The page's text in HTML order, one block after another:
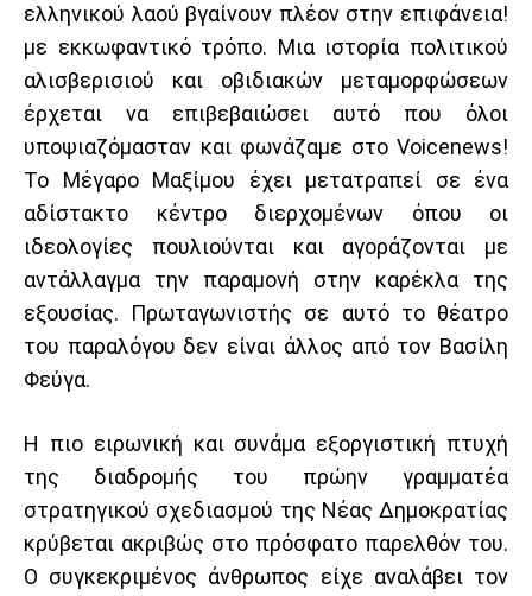
ελληνικού λαού βγαίνουν πλέον στην επιφάνεια!
με εκκωφαντικό τρόπο. Μια ιστορία πολιτικού
αλισβερισιού και οβιδιακών μεταμορφώσεων
έρχεται να επιβεβαιώσει αυτό που όλοι
υποψιαζόμασταν και φωνάζαμε στο Voicenews!
Το Μέγαρο Μαξίμου έχει μετατραπεί σε ένα
αδίστακτο κέντρο διερχομένων όπου οι
ιδεολογίες πουλιούνται και αγοράζονται με
αντάλλαγμα την παραμονή στην καρέκλα της
εξουσίας. Πρωταγωνιστής σε αυτό το θέατρο
του παραλόγου δεν είναι άλλος από τον Βασίλη
Φεύγα.
Η πιο ειρωνική και συνάμα εξοργιστική πτυχή
της διαδρομής του πρώην γραμματέα
στρατηγικού σχεδιασμού της Νέας Δημοκρατίας
κρύβεται ακριβώς στο πρόσφατο παρελθόν του.
Ο συγκεκριμένος άνθρωπος είχε αναλάβει τον